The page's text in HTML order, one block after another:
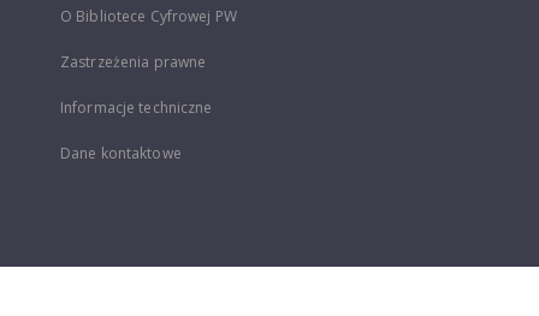
O Bibliotece Cyfrowej PW
Zastrzeżenia prawne
Informacje techniczne
Dane kontaktowe